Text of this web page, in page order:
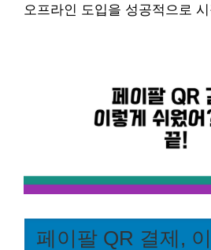
오프라인 도입을 성공적으로
페이팔 QR 결제,